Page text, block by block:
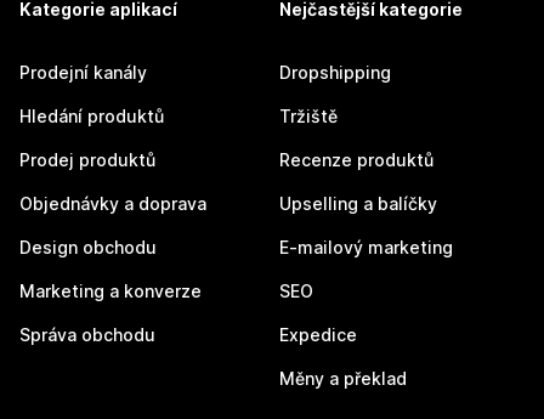
Kategorie aplikací
Prodejní kanály
Hledání produktů
Prodej produktů
Objednávky a doprava
Design obchodu
Marketing a konverze
Správa obchodu
Nejčastější kategorie
Dropshipping
Tržiště
Recenze produktů
Upselling a balíčky
E-mailový marketing
SEO
Expedice
Měny a překlad